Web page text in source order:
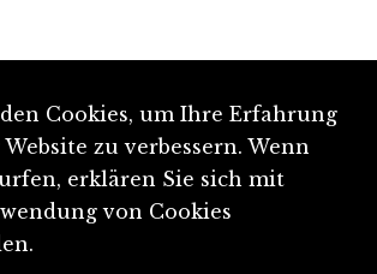
Cookies, um Ihre Erfahrung
zu verbessern. Wenn
erklären Sie sich mit
von Cookies